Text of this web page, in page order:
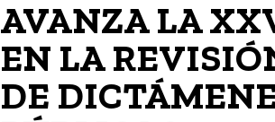
AVANZA LA
EN LA
DE